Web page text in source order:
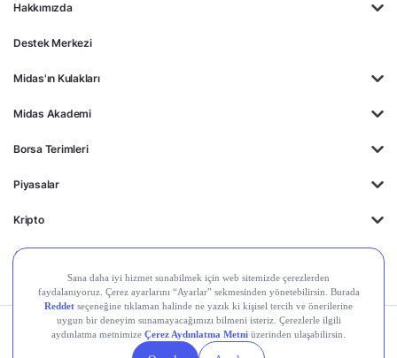
Hakkımızda
Destek Merkezi
Midas'ın Kulakları
Midas Akademi
Borsa Terimleri
Piyasalar
Kripto
Ayrıcalıklar
Kişisel Verilerin
Gizlilik
Politikası
Yasal
Duyurular
Çerez